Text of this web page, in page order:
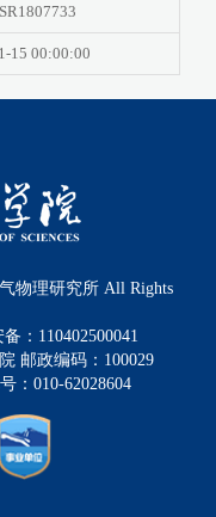
15 00:00:00
物理研究所 All Rights
：110402500041
邮政编码：100029
：010-62028604